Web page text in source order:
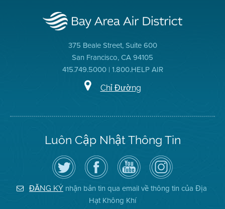
375 Beale Street, Suite 600
San Francisco, CA 94105
415.749.5000 | 1.800.HELP AIR
Chỉ Đường
Luôn Cập Nhật Thông Tin
Hãy
theo
dõi
Địa
Hạt
Không
Truy
cập
Trang
Facebook
của
Địa
Hạt
Kênh
YouTube
của
Địa
Hạt
Không
Khí
Air
District
on
Instagram
ĐĂNG KÝ nhận bản tin qua email về thông tin của Địa
Hạt Không Khí